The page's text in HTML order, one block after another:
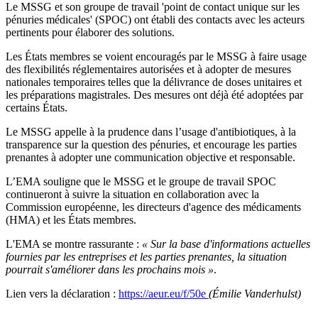
Le MSSG et son groupe de travail 'point de contact unique sur les
pénuries médicales' (SPOC) ont établi des contacts avec les acteurs
pertinents pour élaborer des solutions.
Les États membres se voient encouragés par le MSSG à faire usage
des flexibilités réglementaires autorisées et à adopter de mesures
nationales temporaires telles que la délivrance de doses unitaires et
les préparations magistrales. Des mesures ont déjà été adoptées par
certains États.
Le MSSG appelle à la prudence dans l’usage d'antibiotiques, à la
transparence sur la question des pénuries, et encourage les parties
prenantes à adopter une communication objective et responsable.
L’EMA souligne que le MSSG et le groupe de travail SPOC
continueront à suivre la situation en collaboration avec la
Commission européenne, les directeurs d'agence des médicaments
(HMA) et les États membres.
L'EMA se montre rassurante : « Sur la base d'informations actuelles
fournies par les entreprises et les parties prenantes, la situation
pourrait s'améliorer dans les prochains mois ».
Lien vers la déclaration : https://aeur.eu/f/50e (Émilie Vanderhulst)